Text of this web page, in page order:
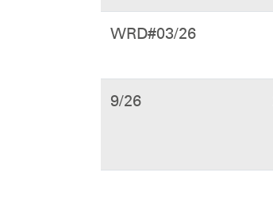
WRD#03/26
9/26